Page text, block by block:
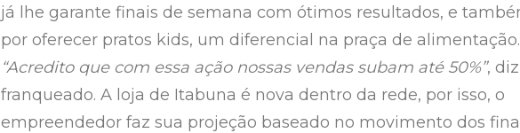
já lhe garante finais de semana com ótimos resultados, e
por oferecer pratos kids, um diferencial na praça de alimentação.
“Acredito que com essa ação nossas vendas subam até 50%”,
franqueado. A loja de Itabuna é nova dentro da rede, por isso, o
empreendedor faz sua projeção baseado no movimento dos